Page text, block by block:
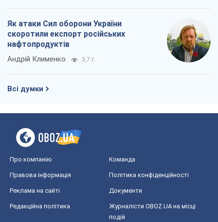
Як атаки Сил оборони України
скоротили експорт російських
нафтопродуктів
Андрій Клименко 3,7 т.
Всі думки
Про компанію Команда
Правова інформація Політика конфіденційності
Реклама на сайті Документи
Редакційна політика
Журналісти OBOZ.UA на місці
подій